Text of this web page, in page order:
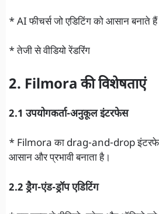
* AI फीचर्स जो एडिटिंग को आसान बनाते हैं
* तेजी से वीडियो रेंडरिंग
2. Filmora की विशेषताएं
2.1 उपयोगकर्ता-अनुकूल इंटरफेस
* Filmora का drag-and-drop
आसान और प्रभावी बनाता है।
2.2 ड्रैग-एंड-ड्रॉप एडिटिंग